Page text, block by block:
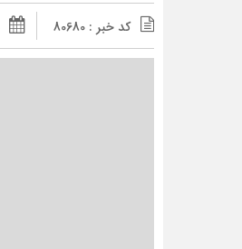
کد خبر : 80680